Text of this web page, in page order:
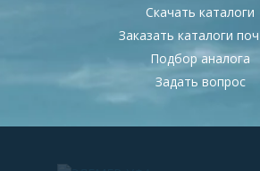
Скачать каталоги
Заказать каталоги
Подбор аналога
Задать вопрос